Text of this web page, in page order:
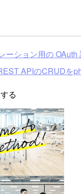
ーション用の OAuth
APIのCRUDを
る